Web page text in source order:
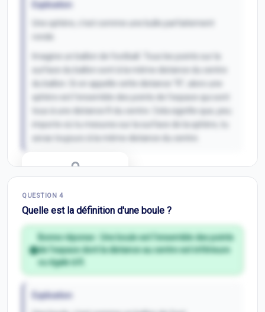
Explication
Imagine un ballon de football. Tous les points sur la
du ballon. Si on appelle cette distance "R", alors une
sphère est l'ensemble des points de l'espace qui sont
tous à une distance R du centre. Cela signifie que, peu
seras toujours à la même distance du centre.
QUESTION 4
Quelle est la définition d'une boule ?
Bonne réponse :
Une boule est l'ensemble des points
de l'espace dont la distance au centre est inférieure
ou égale à R.
Explication